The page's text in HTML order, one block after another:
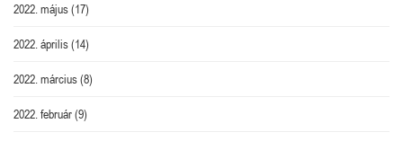
2022. május(17)
2022. április(14)
2022. március(8)
2022. február(9)